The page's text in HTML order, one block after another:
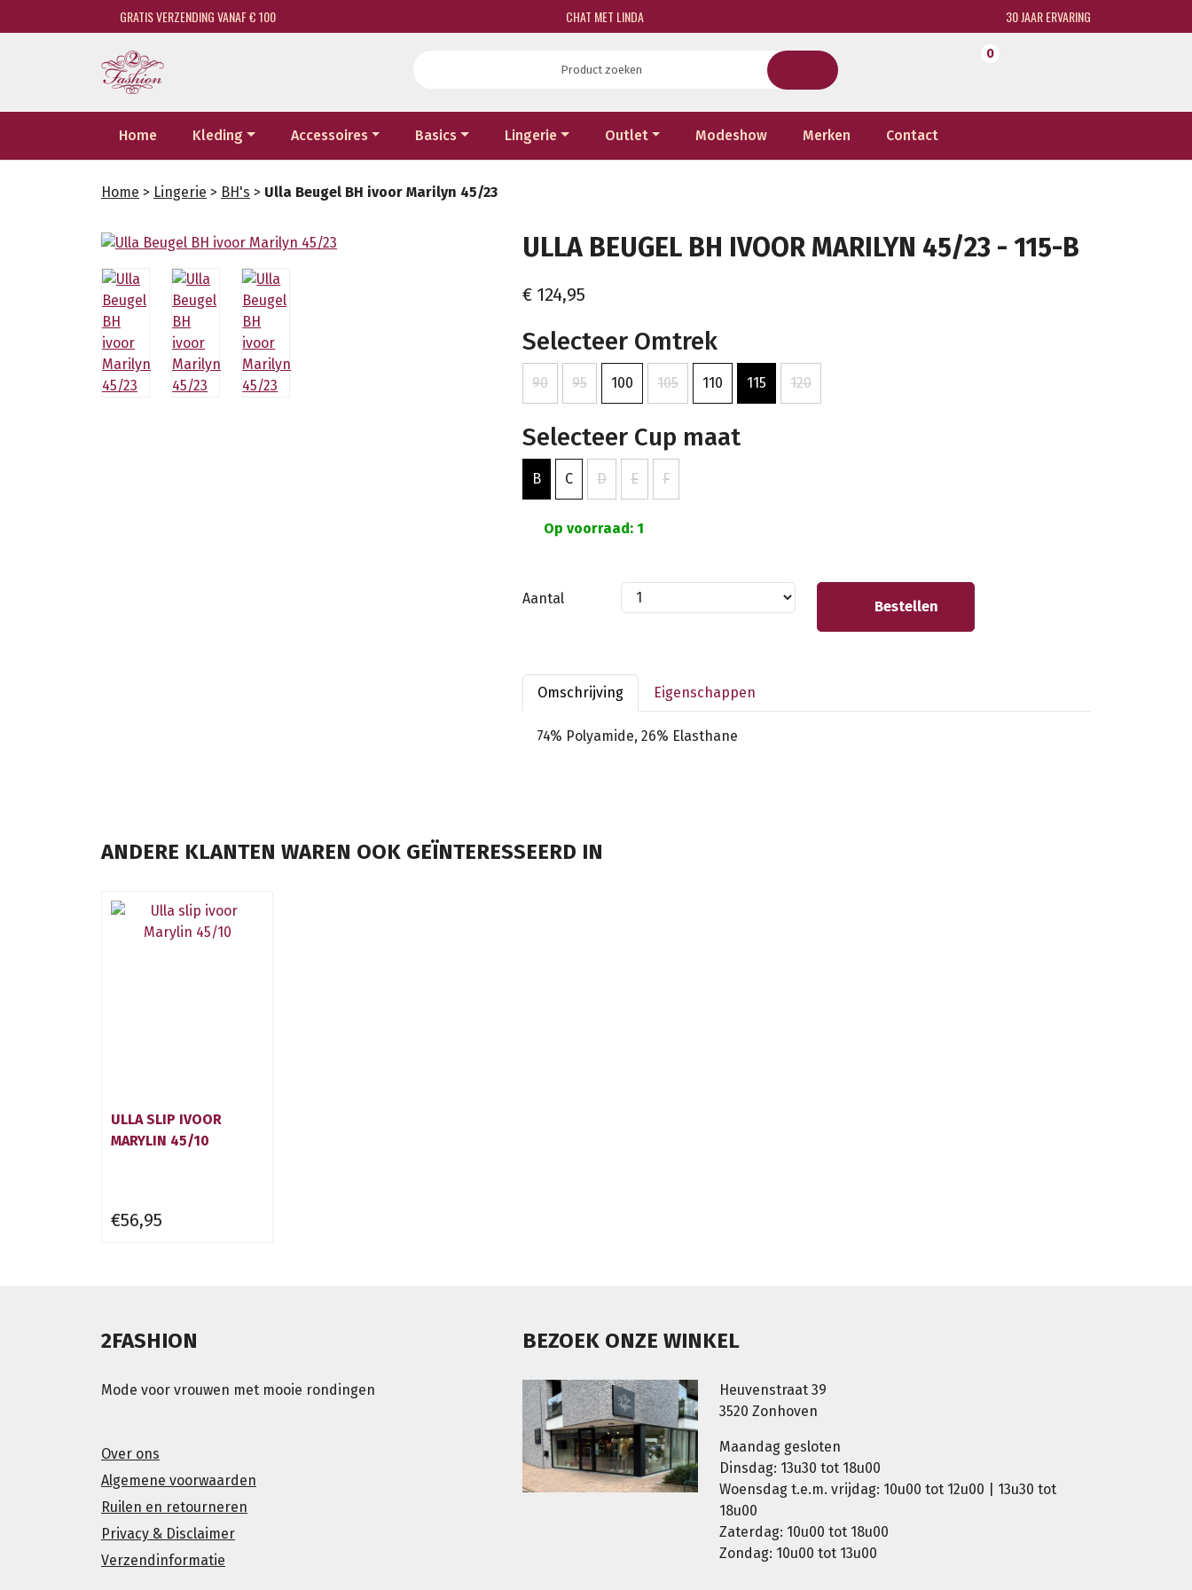
GRATIS VERZENDING VANAF € 100 CHAT MET LINDA 30 JAAR ERVARING
0
Home Kleding Accessoires Basics Lingerie Outlet Modeshow Merken Contact
Home > Lingerie > BH's > Ulla Beugel BH ivoor Marilyn 45/23
ULLA BEUGEL BH IVOOR MARILYN 45/23 - 115-B
€ 124,95
Selecteer Omtrek
90 95 100 105 110 115 120
Selecteer Cup maat
B C D E F
Op voorraad: 1
Aantal Bestellen
Omschrijving Eigenschappen
74% Polyamide, 26% Elasthane
ANDERE KLANTEN WAREN OOK GEÏNTERESSEERD IN
ULLA SLIP IVOOR
MARYLIN 45/10
€56,95
2FASHION
Mode voor vrouwen met mooie rondingen
Over ons
Algemene voorwaarden
Ruilen en retourneren
Privacy & Disclaimer
Verzendinformatie
BEZOEK ONZE WINKEL
Heuvenstraat 39
3520 Zonhoven
Maandag gesloten
Dinsdag: 13u30 tot 18u00
Woensdag t.e.m. vrijdag: 10u00 tot 12u00 | 13u30 tot
18u00
Zaterdag: 10u00 tot 18u00
Zondag: 10u00 tot 13u00